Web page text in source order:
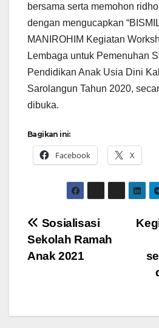
bersama serta memohon
dengan mengucapkan
MANIROHIM Kegiatan
Lembaga untuk Pemenuhan
Pendidikan Anak Usia Dini
Sarolangun Tahun 2020,
dibuka.
Bagikan ini:
Facebook X
Navigasi
pos
Sosialisasi
Sekolah Ramah
Anak 2021